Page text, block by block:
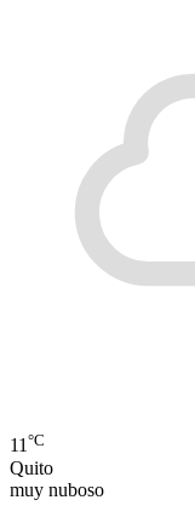
11°C
Quito
muy nuboso